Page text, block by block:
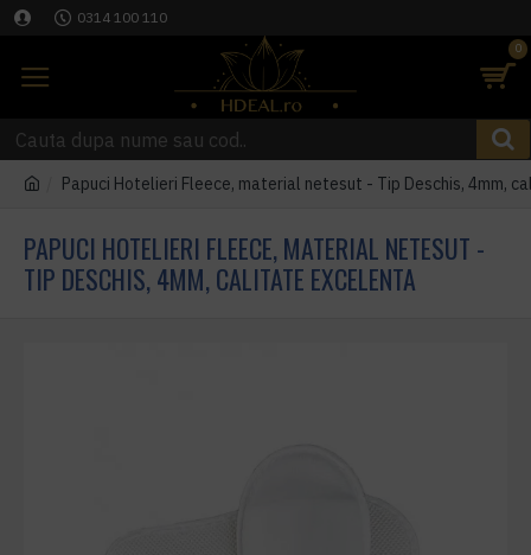
0314 100 110
0
Papuci Hotelieri Fleece, material netesut - Tip Deschis, 4mm,
PAPUCI HOTELIERI FLEECE, MATERIAL NETESUT -
TIP DESCHIS, 4MM, CALITATE EXCELENTA